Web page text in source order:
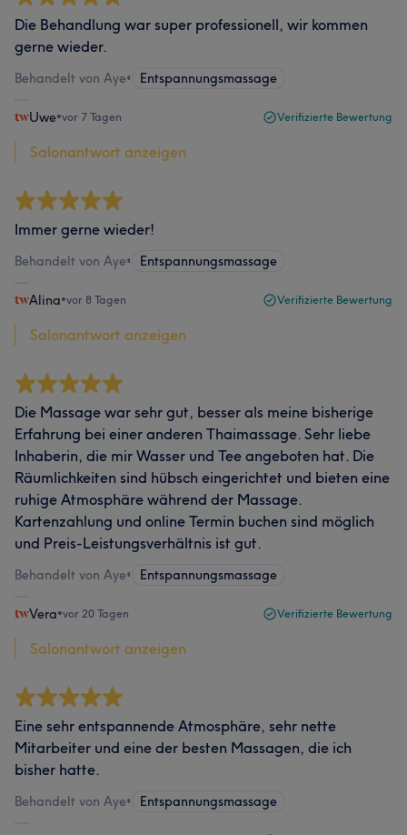
Die Behandlung war super professionell, wir kommen
gerne wieder.
Behandelt von Aye• Entspannungsmassage
Uwe•vor 7 Tagen Verifizierte Bewertung
Salonantwort anzeigen
Immer gerne wieder!
Behandelt von Aye• Entspannungsmassage
Alina•vor 8 Tagen Verifizierte Bewertung
Salonantwort anzeigen
Die Massage war sehr gut, besser als meine bisherige
Erfahrung bei einer anderen Thaimassage. Sehr liebe
Inhaberin, die mir Wasser und Tee angeboten hat. Die
Räumlichkeiten sind hübsch eingerichtet und bieten eine
ruhige Atmosphäre während der Massage.
Kartenzahlung und online Termin buchen sind möglich
und Preis-Leistungsverhältnis ist gut.
Behandelt von Aye• Entspannungsmassage
Vera•vor 20 Tagen Verifizierte Bewertung
Salonantwort anzeigen
Eine sehr entspannende Atmosphäre, sehr nette
Mitarbeiter und eine der besten Massagen, die ich
bisher hatte.
Behandelt von Aye• Entspannungsmassage